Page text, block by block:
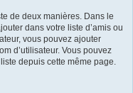
de deux manières. Dans le
dans votre liste d’amis ou
vous pouvez ajouter
d’utilisateur. Vous pouvez
depuis cette même page.